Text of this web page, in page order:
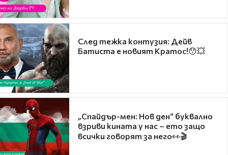
След тежка контузия: Дейв
Батиста е новият Кратос!😯💥
„Спайдър-мен: Нов ден“ буквално
взриви кината у нас – ето защо
всички говорят за него👀🎬